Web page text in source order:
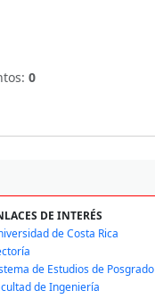
0
DE INTERÉS
de Costa Rica
de Estudios de Posgrado
de Ingeniería